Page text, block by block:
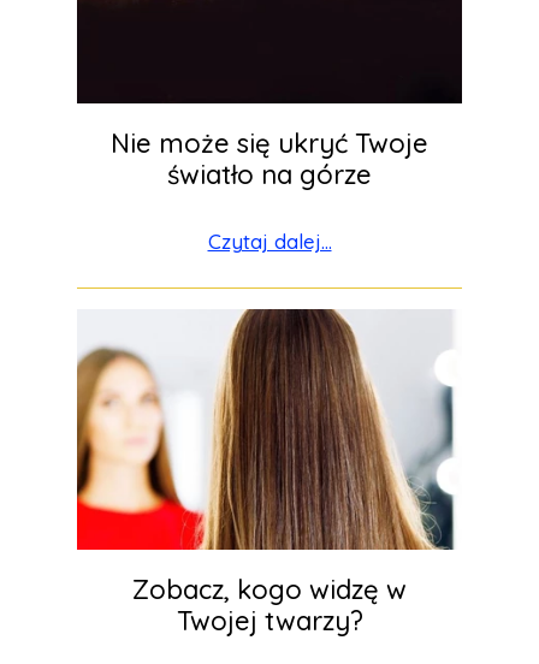
Nie może się ukryć Twoje
światło na górze
Czytaj dalej...
Zobacz, kogo widzę w
Twojej twarzy?